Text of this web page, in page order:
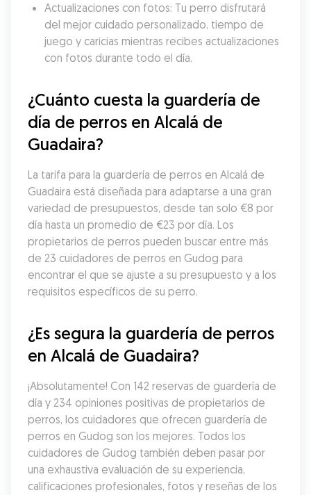
Actualizaciones con fotos: Tu perro disfrutará
del mejor cuidado personalizado, tiempo de
juego y caricias mientras recibes actualizaciones
con fotos durante todo el día.
¿Cuánto cuesta la guardería de
día de perros en Alcalá de
Guadaira?
La tarifa para la guardería de perros en Alcalá de
Guadaira está diseñada para adaptarse a una gran
variedad de presupuestos, desde tan solo €8 por
día hasta un promedio de €23 por día. Los
propietarios de perros pueden buscar entre más
de 23 cuidadores de perros en Gudog para
encontrar el que se ajuste a su presupuesto y a los
requisitos específicos de su perro.
¿Es segura la guardería de perros
en Alcalá de Guadaira?
¡Absolutamente! Con 142 reservas de guardería de
día y 234 opiniones positivas de propietarios de
perros, los cuidadores que ofrecen guardería de
perros en Gudog son los mejores. Todos los
cuidadores de Gudog también deben pasar por
una exhaustiva evaluación de su experiencia,
calificaciones profesionales, fotos y reseñas de los